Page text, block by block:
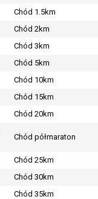
Chód 1.5km
Chód 2km
Chód 3km
Chód 5km
Chód 10km
Chód 15km
Chód 20km
Chód półmaraton
Chód 25km
Chód 30km
Chód 35km